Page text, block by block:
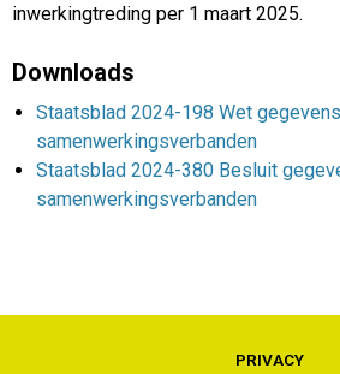
inwerkingtreding per 1 maart 2025.
Downloads
Staatsblad 2024-198 Wet
samenwerkingsverbanden
Staatsblad 2024-380 Besluit
samenwerkingsverbanden
PRIVACY